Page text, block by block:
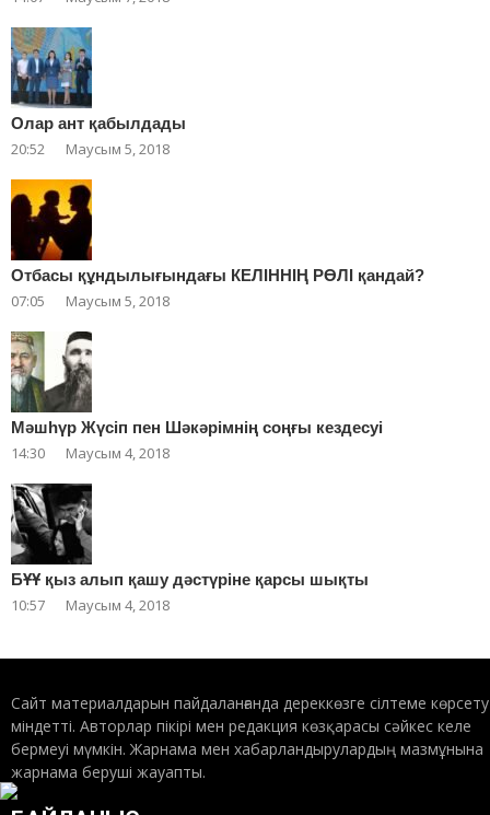
Олар ант қабылдады
20:52 Маусым 5, 2018
Отбасы құндылығындағы КЕЛІННІҢ РӨЛІ қандай?
07:05 Маусым 5, 2018
Мәшһүр Жүсіп пен Шәкәрімнің соңғы кездесуі
14:30 Маусым 4, 2018
БҰҰ қыз алып қашу дәстүріне қарсы шықты
10:57 Маусым 4, 2018
Сайт материалдарын пайдаланғанда дереккөзге сілтеме көрсету
міндетті. Авторлар пікірі мен редакция көзқарасы сәйкес келе
бермеуі мүмкін. Жарнама мен хабарландырулардың мазмұнына
жарнама беруші жауапты.